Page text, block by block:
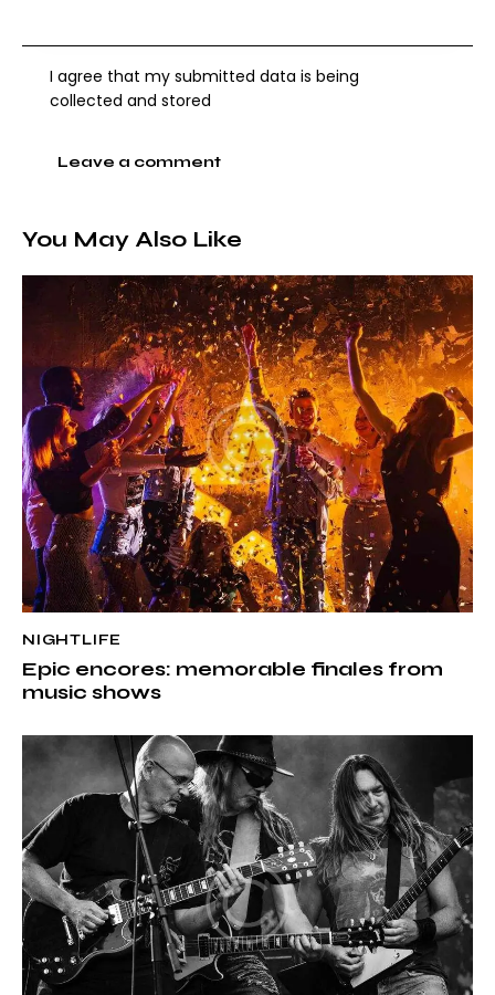
I agree that my submitted data is being
collected and stored
You May Also Like
NIGHTLIFE
Epic encores: memorable finales from
music shows